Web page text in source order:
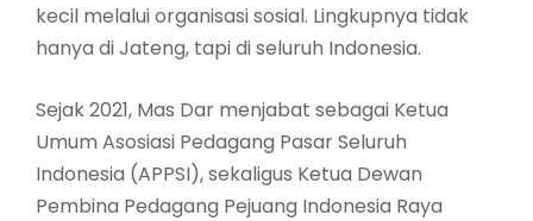
kecil melalui organisasi sosial. Lingkupnya tidak
hanya di Jateng, tapi di seluruh Indonesia.
Sejak 2021, Mas Dar menjabat sebagai Ketua
Umum Asosiasi Pedagang Pasar Seluruh
Indonesia (APPSI), sekaligus Ketua Dewan
Pembina Pedagang Pejuang Indonesia Raya